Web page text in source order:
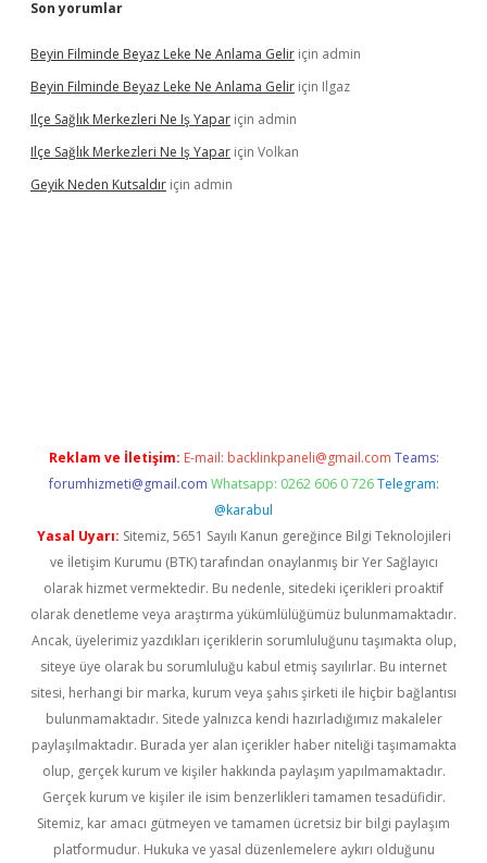
Son yorumlar
Beyin Filminde Beyaz Leke Ne Anlama Gelir için admin
Beyin Filminde Beyaz Leke Ne Anlama Gelir için Ilgaz
Ilçe Sağlık Merkezleri Ne Iş Yapar için admin
Ilçe Sağlık Merkezleri Ne Iş Yapar için Volkan
Geyik Neden Kutsaldır için admin
Reklam ve İletişim: E-mail: backlinkpaneli@gmail.com Teams:
forumhizmeti@gmail.com Whatsapp: 0262 606 0 726 Telegram:
@karabul
Yasal Uyarı: Sitemiz, 5651 Sayılı Kanun gereğince Bilgi Teknolojileri
ve İletişim Kurumu (BTK) tarafından onaylanmış bir Yer Sağlayıcı
olarak hizmet vermektedir. Bu nedenle, sitedeki içerikleri proaktif
olarak denetleme veya araştırma yükümlülüğümüz bulunmamaktadır.
Ancak, üyelerimiz yazdıkları içeriklerin sorumluluğunu taşımakta olup,
siteye üye olarak bu sorumluluğu kabul etmiş sayılırlar. Bu internet
sitesi, herhangi bir marka, kurum veya şahıs şirketi ile hiçbir bağlantısı
bulunmamaktadır. Sitede yalnızca kendi hazırladığımız makaleler
paylaşılmaktadır. Burada yer alan içerikler haber niteliği taşımamakta
olup, gerçek kurum ve kişiler hakkında paylaşım yapılmamaktadır.
Gerçek kurum ve kişiler ile isim benzerlikleri tamamen tesadüfidir.
Sitemiz, kar amacı gütmeyen ve tamamen ücretsiz bir bilgi paylaşım
platformudur. Hukuka ve yasal düzenlemelere aykırı olduğunu